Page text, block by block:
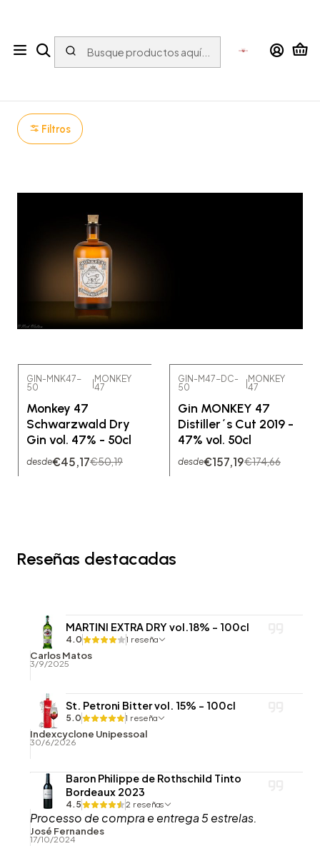
Inicio ESPIRITUOSOS Ginebra MONKEY 47
Filtros
GIN-MNK47-
50
MONKEY
47
Monkey 47
Schwarzwald Dry
Gin vol. 47% - 50cl
desde€45,17€50,19
No disponible
GIN-M47-DC-
50
MONKEY
47
Gin MONKEY 47
Distiller´s Cut 2019 -
47% vol. 50cl
desde€157,19€174,66
Reseñas destacadas
MARTINI EXTRA DRY vol.18% - 100cl
4.0 1 reseña
Carlos Matos
3/9/2025
St. Petroni Bitter vol. 15% - 100cl
5.0 1 reseña
Indexcyclone Unipessoal
30/6/2026
Baron Philippe de Rothschild Tinto
Bordeaux 2023
4.5 2 reseñas
Processo de compra e entrega 5 estrelas.
José Fernandes
17/10/2024